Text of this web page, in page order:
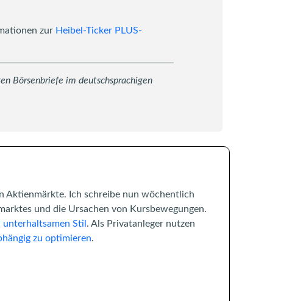
zur Heibel-Ticker PLUS-
Börsenbriefe im deutschsprachigen
Aktienmärkte. Ich schreibe nun wöchentlich
und die Ursachen von Kursbewegungen.
unterhaltsamen Stil. Als Privatanleger nutzen
zu optimieren.